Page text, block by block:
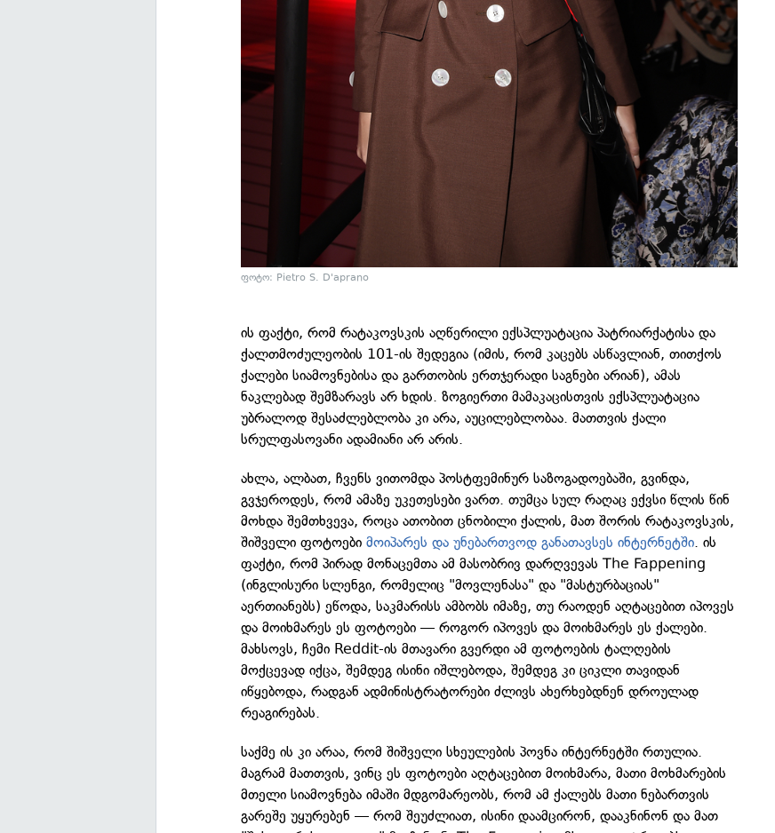
ფოტო: Pietro S. D'aprano
ის ფაქტი, რომ რატაკოვსკის აღწერილი ექსპლუატაცია პატრიარქატისა და
ქალთმოძულეობის 101-ის შედეგია (იმის, რომ კაცებს ასწავლიან, თითქოს
ქალები სიამოვნებისა და გართობის ერთჯერადი საგნები არიან), ამას
ნაკლებად შემზარავს არ ხდის. ზოგიერთი მამაკაცისთვის ექსპლუატაცია
უბრალოდ შესაძლებლობა კი არა, აუცილებლობაა. მათთვის ქალი
სრულფასოვანი ადამიანი არ არის.
ახლა, ალბათ, ჩვენს ვითომდა პოსტფემინურ საზოგადოებაში, გვინდა,
გვჯეროდეს, რომ ამაზე უკეთესები ვართ. თუმცა სულ რაღაც ექვსი წლის წინ
მოხდა შემთხვევა, როცა ათობით ცნობილი ქალის, მათ შორის რატაკოვსკის,
შიშველი ფოტოებიმოიპარეს და უნებართვოდ განათავსეს ინტერნეტში. ის
ფაქტი, რომ პირად მონაცემთა ამ მასობრივ დარღვევას The Fappening
(ინგლისური სლენგი, რომელიც "მოვლენასა" და "მასტურბაციას"
აერთიანებს) ეწოდა, საკმარისს ამბობს იმაზე, თუ რაოდენ აღტაცებით იპოვეს
და მოიხმარეს ეს ფოტოები — როგორ იპოვეს და მოიხმარეს ეს ქალები.
მახსოვს, ჩემი Reddit-ის მთავარი გვერდი ამ ფოტოების ტალღების
მოქცევად იქცა, შემდეგ ისინი იშლებოდა, შემდეგ კი ციკლი თავიდან
იწყებოდა, რადგან ადმინისტრატორები ძლივს ახერხებდნენ დროულად
რეაგირებას.
საქმე ის კი არაა, რომ შიშველი სხეულების პოვნა ინტერნეტში რთულია.
მაგრამ მათთვის, ვინც ეს ფოტოები აღტაცებით მოიხმარა, მათი მოხმარების
მთელი სიამოვნება იმაში მდგომარეობს, რომ ამ ქალებს მათი ნებართვის
გარეშე უყურებენ — რომ შეუძლიათ, ისინი დაამცირონ, დააკნინონ და მათ